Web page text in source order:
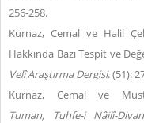
256-258.
Kurnaz, Cemal ve Halil
Hakkında Bazı Tespit ve
Velî Araştırma Dergisi. (51):
Kurnaz, Cemal ve
Tuman,
Tuhfe-i Nâilî-